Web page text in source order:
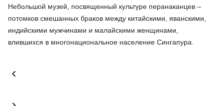
Небольшой музей, посвященный культуре перанаканцев –
потомков смешанных браков между китайскими, яванскими,
индийскими мужчинами и малайскими женщинами,
влившихся в многонациональное население Сингапура.
